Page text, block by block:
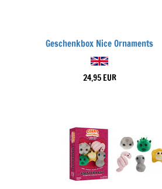
Geschenkbox Nice Ornaments
24,95 EUR